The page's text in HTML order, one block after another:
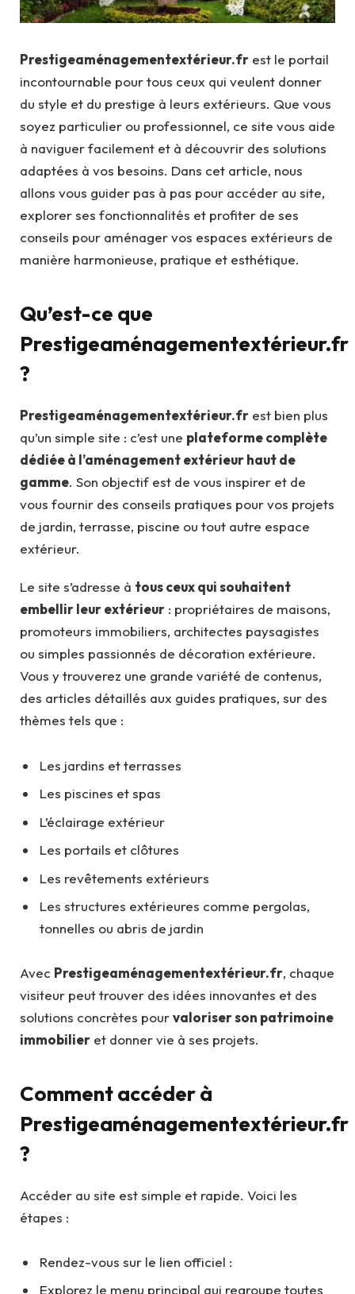
Prestigeaménagementextérieur.fr est le portail
incontournable pour tous ceux qui veulent donner
du style et du prestige à leurs extérieurs. Que vous
soyez particulier ou professionnel, ce site vous aide
à naviguer facilement et à découvrir des solutions
adaptées à vos besoins. Dans cet article, nous
allons vous guider pas à pas pour accéder au site,
explorer ses fonctionnalités et profiter de ses
conseils pour aménager vos espaces extérieurs de
manière harmonieuse, pratique et esthétique.
Qu’est-ce que
Prestigeaménagementextérieur.fr
?
Prestigeaménagementextérieur.fr est bien plus
qu’un simple site : c’est une plateforme complète
dédiée à l’aménagement extérieur haut de
gamme. Son objectif est de vous inspirer et de
vous fournir des conseils pratiques pour vos projets
de jardin, terrasse, piscine ou tout autre espace
extérieur.
Le site s’adresse à tous ceux qui souhaitent
embellir leur extérieur : propriétaires de maisons,
promoteurs immobiliers, architectes paysagistes
ou simples passionnés de décoration extérieure.
Vous y trouverez une grande variété de contenus,
des articles détaillés aux guides pratiques, sur des
thèmes tels que :
Les jardins et terrasses
Les piscines et spas
L’éclairage extérieur
Les portails et clôtures
Les revêtements extérieurs
Les structures extérieures comme pergolas,
tonnelles ou abris de jardin
Avec Prestigeaménagementextérieur.fr, chaque
visiteur peut trouver des idées innovantes et des
solutions concrètes pourvaloriser son patrimoine
immobilier et donner vie à ses projets.
Comment accéder à
Prestigeaménagementextérieur.fr
?
Accéder au site est simple et rapide. Voici les
étapes :
Rendez-vous sur le lien officiel :
Explorez le menu principal qui regroupe toutes